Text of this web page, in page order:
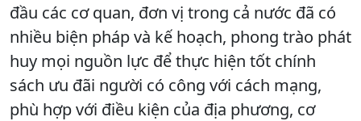
đầu các cơ quan, đơn vị trong cả nước đã có
nhiều biện pháp và kế hoạch, phong trào phát
huy mọi nguồn lực để thực hiện tốt chính
sách ưu đãi người có công với cách mạng,
phù hợp với điều kiện của địa phương, cơ